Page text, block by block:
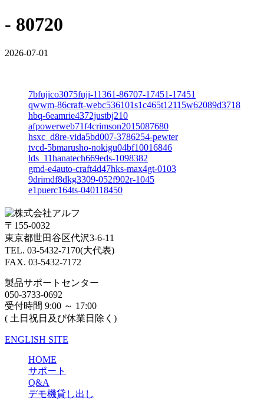
- 80720
2026-07-01
7bfujico3075fuji-11361-86707-17451-17451
qwwm-86craft-webc536101s1c465t12115w62089d3718
hbq-6eamrie4372justbj210
afpowerweb71f4crimson2015087680
hsxc_d8re-vida5bd007-3786254-pewter
tvcd-5bmarusho-nokigu04bf10016846
lds_11hanatech669eds-1098382
gmd-e4auto-craft4d47hks-max4gt-0103
9drimdf8dkg3309-052f902r-1045
e1puerc164ts-040118450
〒155-0032
東京都世田谷区代沢3-6-11
TEL. 03-5432-7170(大代表)
FAX. 03-5432-7172
製品サポートセンター
050-3733-0692
受付時間 9:00 ～ 17:00
( 土日祝日及び休業日除く)
ENGLISH SITE
HOME
サポート
Q&A
デモ機貸し出し